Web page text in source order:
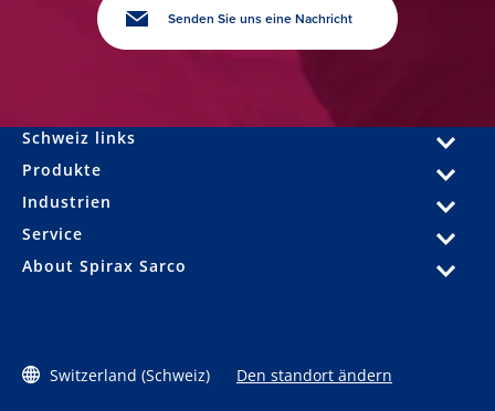
Senden Sie uns eine Nachricht
Schweiz links
Produkte
Industrien
Service
About Spirax Sarco
Switzerland (Schweiz) Den standort ändern